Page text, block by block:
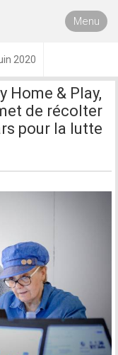
Menu
2020
Home & Play,
de récolter
pour la lutte